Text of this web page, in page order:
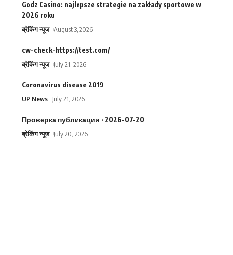
Godz Casino: najlepsze strategie na zakłady sportowe w
2026 roku
ब्रेकिंग न्यूज August 3, 2026
cw-check-https://test.com/
ब्रेकिंग न्यूज July 21, 2026
Coronavirus disease 2019
UP News July 21, 2026
Проверка публикации · 2026-07-20
ब्रेकिंग न्यूज July 20, 2026